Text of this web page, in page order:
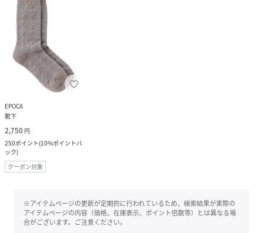
EPOCA
靴下
2,750 円
250ポイント(10%ポイントバ
ック)
クーポン対象
※アイテムページの更新が定期的に行われているため、検索結果が実際の
アイテムページの内容（価格、在庫表示、ポイント倍数等）とは異なる場
合がございます。ご注意ください。